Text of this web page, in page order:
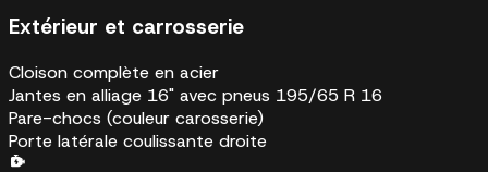
Extérieur et carrosserie
Cloison complète en acier
Jantes en alliage 16" avec pneus 195/65 R 16
Pare-chocs (couleur carosserie)
Porte latérale coulissante droite